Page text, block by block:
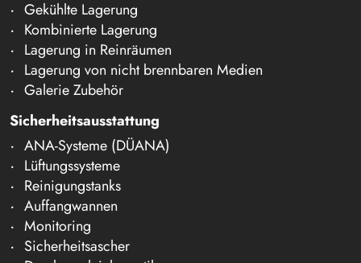
Gekühlte Lagerung
Kombinierte Lagerung
Lagerung in Reinräumen
Lagerung von nicht brennbaren Medien
Galerie Zubehör
Sicherheitsausstattung
ANA-Systeme (DÜANA)
Lüftungssysteme
Reinigungstanks
Auffangwannen
Monitoring
Sicherheitsascher